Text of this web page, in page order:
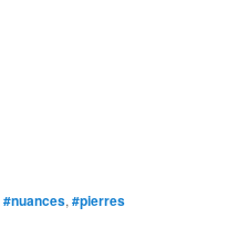
#nuances, #pierres